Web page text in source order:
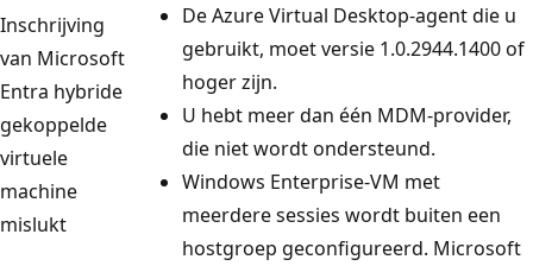
Inschrijving
van Microsoft
Entra hybride
gekoppelde
virtuele
machine
mislukt
De Azure Virtual Desktop-agent die u
gebruikt, moet versie 1.0.2944.1400 of
hoger zijn.
U hebt meer dan één MDM-provider,
die niet wordt ondersteund.
Windows Enterprise-VM met
meerdere sessies wordt buiten een
hostgroep geconfigureerd. Microsoft